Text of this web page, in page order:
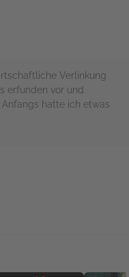
Verlinkung
erfunden vor und
hatte ich etwas